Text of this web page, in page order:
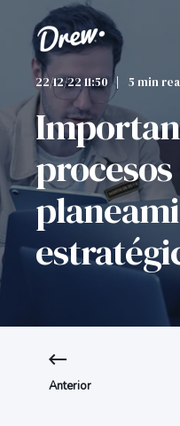
22/12/22 11:50 5 min
Anterior